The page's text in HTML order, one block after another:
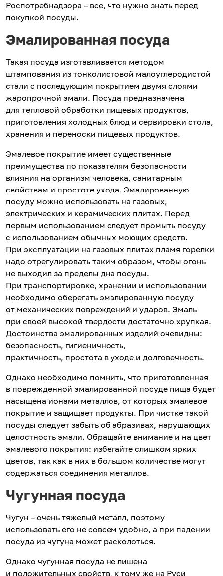
Роспотребнадзора – все, что нужно знать перед
покупкой посуды.
Эмалированная посуда
Такая посуда изготавливается методом
штампования из тонколистовой малоуглеродистой
стали с последующим покрытием двумя слоями
жаропрочной эмали. Посуда предназначена
для тепловой обработки пищевых продуктов,
приготовления холодных блюд и сервировки стола,
хранения и переноски пищевых продуктов.
Эмалевое покрытие имеет существенные
преимущества по показателям безопасности
влияния на организм человека, санитарным
свойствам и простоте ухода. Эмалированную
посуду можно использовать на газовых,
электрических и керамических плитах. Перед
первым использованием следует промыть посуду
с использованием обычных моющих средств.
При эксплуатации на газовых плитах пламя горелки
надо отрегулировать таким образом, чтобы огонь
не выходил за пределы дна посуды.
При транспортировке, хранении и использовании
необходимо оберегать эмалированную посуду
от механических повреждений и ударов. Эмаль
при своей высокой твердости достаточно хрупкая.
Достоинства эмалированных изделий очевидны:
безопасность, гигиеничность,
практичность, простота в уходе и долговечность.
Однако необходимо помнить, что приготовленная
в поврежденной эмалированной посуде пища будет
насыщена ионами металлов, от которых эмалевое
покрытие и защищает продукты. При чистке такой
посуды следует забыть об абразивах, нарушающих
целостность эмали. Обращайте внимание и на цвет
эмалевого покрытия: избегайте слишком ярких
цветов, так как в них в большом количестве могут
содержаться соединения металлов.
Чугунная посуда
Чугун – очень тяжелый металл, поэтому
использовать его не совсем удобно, а при падении
посуда из чугуна может расколоться.
Однако чугунная посуда не лишена
и положительных свойств, к тому же на Руси